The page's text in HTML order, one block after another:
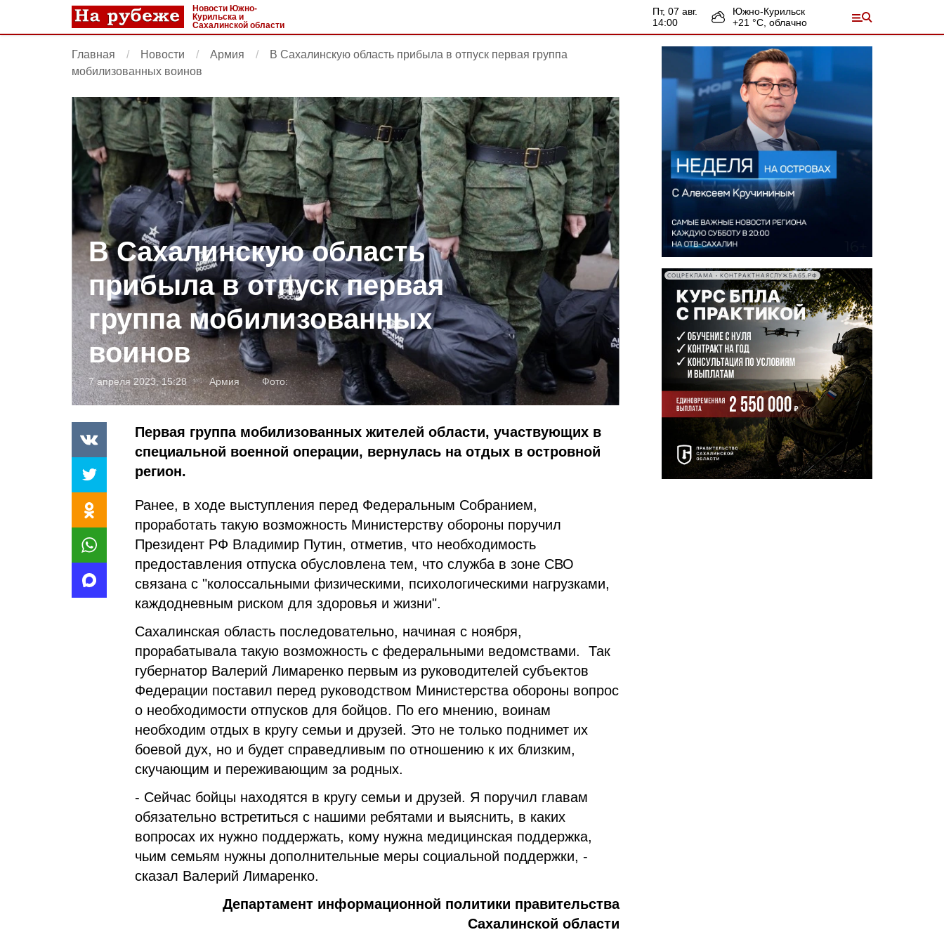
Новости Южно-
Курильска и
Сахалинской области
пт, 07 авг.
14:00
Южно-Курильск
+21 °С, облачно
Главная Новости Армия
В Сахалинскую область прибыла в отпуск первая группа
мобилизованных воинов
В Сахалинскую область
прибыла в отпуск первая
группа мобилизованных
воинов
7 апреля 2023, 15:28 Армия Фото:
Первая группа мобилизованных жителей области, участвующих в
специальной военной операции, вернулась на отдых в островной
регион.
Ранее, в ходе выступления перед Федеральным Собранием,
проработать такую возможность Министерству обороны поручил
Президент РФ Владимир Путин, отметив, что необходимость
предоставления отпуска обусловлена тем, что служба в зоне СВО
связана с "колоссальными физическими, психологическими нагрузками,
каждодневным риском для здоровья и жизни".
Сахалинская область последовательно, начиная с ноября,
прорабатывала такую возможность с федеральными ведомствами. Так
губернатор Валерий Лимаренко первым из руководителей субъектов
Федерации поставил перед руководством Министерства обороны вопрос
о необходимости отпусков для бойцов. По его мнению, воинам
необходим отдых в кругу семьи и друзей. Это не только поднимет их
боевой дух, но и будет справедливым по отношению к их близким,
скучающим и переживающим за родных.
- Сейчас бойцы находятся в кругу семьи и друзей. Я поручил главам
обязательно встретиться с нашими ребятами и выяснить, в каких
вопросах их нужно поддержать, кому нужна медицинская поддержка,
чьим семьям нужны дополнительные меры социальной поддержки, -
сказал Валерий Лимаренко.
Департамент информационной политики правительства
Сахалинской области
СОЦРЕКЛАМА • КОНТРАКТНАЯСЛУЖБА65.РФ